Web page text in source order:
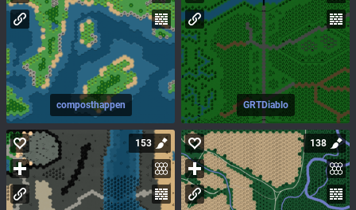
composthappen GRTDiablo
153 138